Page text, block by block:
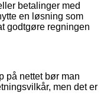
betalinger med
en løsning som
godtgøre regningen
på nettet bør man
men det er